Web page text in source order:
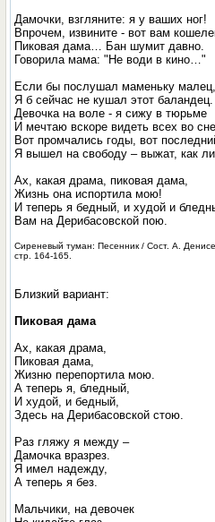
Дамочки, взгляните: я у ваших ног!
Впрочем, извините - вот вам
Пиковая дама… Бан шумит давно.
Говорила мама: "Не води в кино…"
Если бы послушал маменьку малец,
Я б сейчас не кушал этот баландец.
Девочка на воле - я сижу в тюрьме
И мечтаю вскоре видеть всех во
Вот промчались годы, вот
Я вышел на свободу – выжат, как
Ах, какая драма, пиковая дама,
Жизнь она испортила мою!
И теперь я бедный, и худой и
Вам на Дерибасовской пою.
Сиреневый туман: Песенник / Сост. А.
стр. 164-165.
Близкий вариант:
Пиковая дама
Ах, какая драма,
Пиковая дама,
Жизню перепортила мою.
А теперь я, бледный,
И худой, и бедный,
Здесь на Дерибасовской стою.
Раз гляжу я между –
Дамочка вразрез.
Я имел надежду,
А теперь я без.
Мальчики, на девочек